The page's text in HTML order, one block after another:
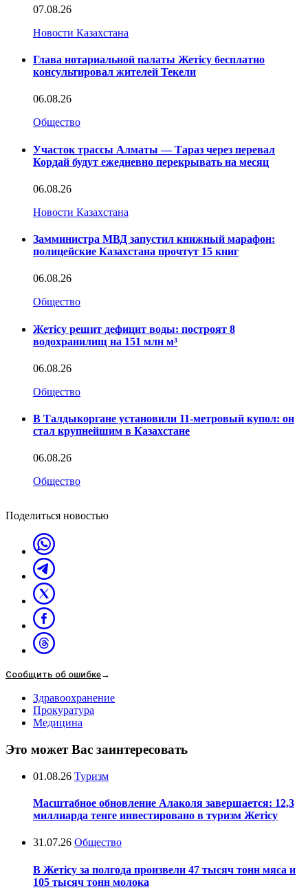
07.08.26
Новости Казахстана
Глава нотариальной палаты Жетісу бесплатно
консультировал жителей Текели
06.08.26
Общество
Участок трассы Алматы — Тараз через перевал
Кордай будут ежедневно перекрывать на месяц
06.08.26
Новости Казахстана
Замминистра МВД запустил книжный марафон:
полицейские Казахстана прочтут 15 книг
06.08.26
Общество
Жетісу решит дефицит воды: построят 8
водохранилищ на 151 млн м³
06.08.26
Общество
В Талдыкоргане установили 11-метровый купол: он
стал крупнейшим в Казахстане
06.08.26
Общество
Поделиться новостью
Сообщить об ошибке→
Здравоохранение
Прокуратура
Медицина
Это может Вас заинтересовать
01.08.26 Туризм
Масштабное обновление Алаколя завершается: 12,3
миллиарда тенге инвестировано в туризм Жетісу
31.07.26 Общество
В Жетісу за полгода произвели 47 тысяч тонн мяса и
105 тысяч тонн молока